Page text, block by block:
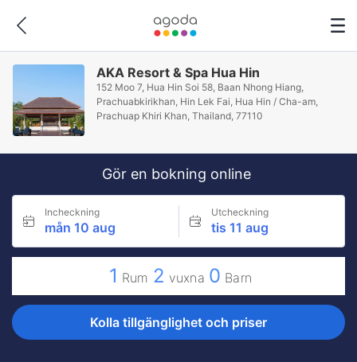
AKA Resort & Spa Hua Hin
152 Moo 7, Hua Hin Soi 58, Baan Nhong Hiang,
Prachuabkirikhan, Hin Lek Fai, Hua Hin / Cha-am,
Prachuap Khiri Khan, Thailand, 77110
Gör en bokning online
Incheckning
mån 10 aug
Utcheckning
tis 11 aug
1 Rum 2 vuxna 0 Barn
Kolla tillgänglighet och priser